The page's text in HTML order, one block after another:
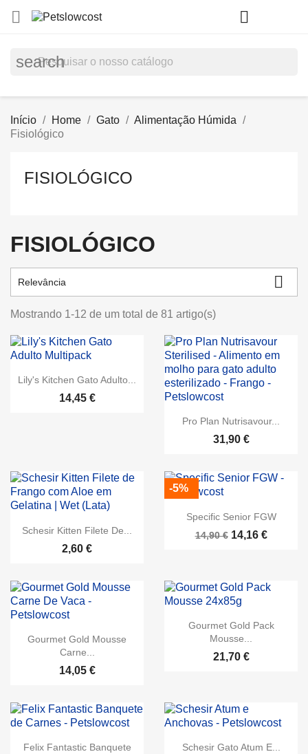
 
search
Início Home Gato
Alimentação Húmida
Fisiológico
FISIOLÓGICO
FISIOLÓGICO
Relevância 
Mostrando 1-12 de um total de 81 artigo(s)
Lily's Kitchen Gato Adulto...
14,45 €
Pro Plan Nutrisavour...
31,90 €
Schesir Kitten Filete De...
2,60 €
Specific Senior FGW
14,90 € 14,16 €
-5%
Gourmet Gold Mousse
Carne...
14,05 €
Gourmet Gold Pack
Mousse...
21,70 €
Felix Fantastic Banquete
Schesir Gato Atum E...